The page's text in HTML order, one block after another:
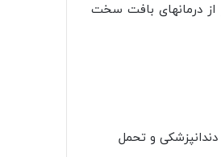
از درمانهای بافت سخت
دندانپزشکی و تحمل